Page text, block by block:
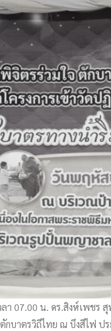
า 07.00 น. ดร.สิงห์เพชร
กบาตรวิถีไทย ณ บึงสีไฟ